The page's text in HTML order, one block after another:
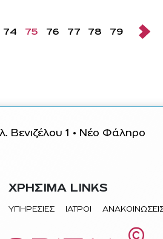
74 75 76 77 78 79
Βενιζέλου 1 • Νέο Φάληρο
ΧΡΗΣΙΜΑ LINKS
ΥΠΗΡΕΣΙΕΣ ΙΑΤΡΟΙ